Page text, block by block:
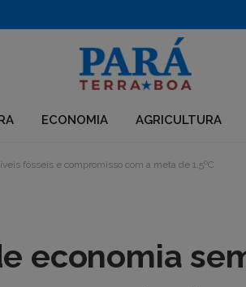
ECONOMIA AGRICULTURA
fósseis e compromisso com a meta de 1,5ºC
economia